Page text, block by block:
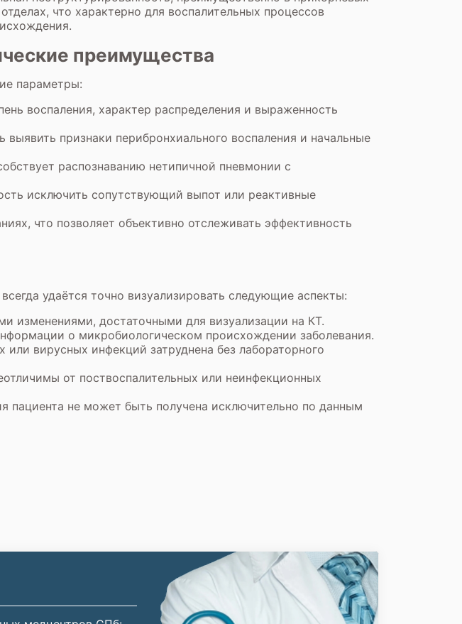
что характерно для воспалительных процессов
преимущества
параметры:
воспаления, характер распределения и выраженность
признаки перибронхиального воспаления и начальные
распознаванию нетипичной пневмонии с
исключить сопутствующий выпот или реактивные
что позволяет объективно отслеживать эффективность
удаётся точно визуализировать следующие аспекты:
изменениями, достаточными для визуализации на КТ.
о микробиологическом происхождении заболевания.
вирусных инфекций затруднена без лабораторного
от поствоспалительных или неинфекционных
пациента не может быть получена исключительно по данным